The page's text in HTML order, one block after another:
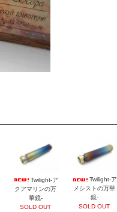
Twilight-ア
クアマリンの万
華鏡-
SOLD OUT
Twilight-ア
メシストの万華
鏡-
SOLD OUT